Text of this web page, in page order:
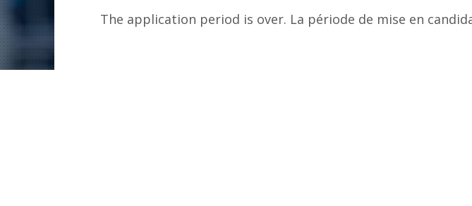
The application period is over. La période de mise en